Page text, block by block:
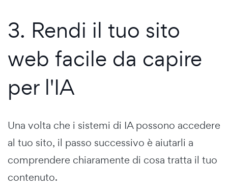
3. Rendi il tuo sito
web facile da capire
per l'IA
Una volta che i sistemi di IA possono accedere
al tuo sito, il passo successivo è aiutarli a
comprendere chiaramente di cosa tratta il tuo
contenuto.